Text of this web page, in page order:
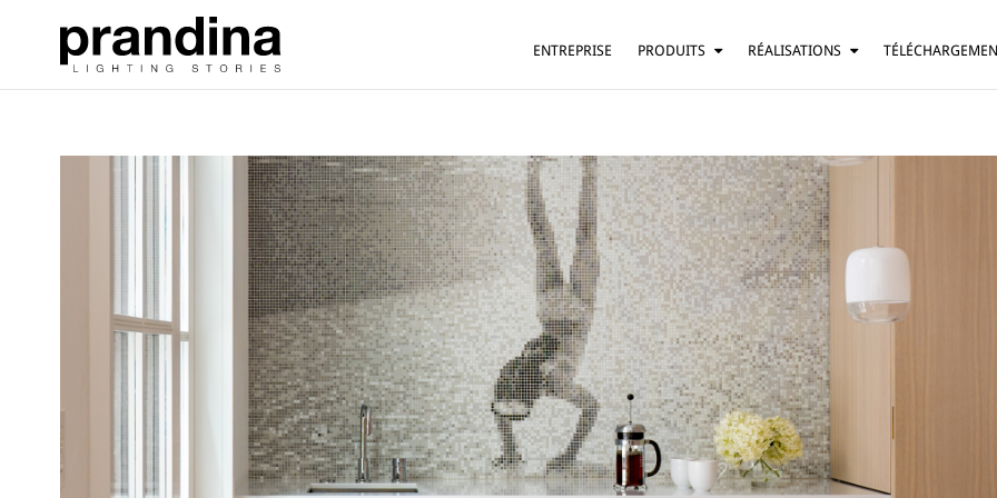
ENTREPRISE
PRODUITS
LAMPADAIRE
APPLIQUE
PLAFONNIER
RÉALISATIONS
HÔTELS
BUREAUX
AUTRE